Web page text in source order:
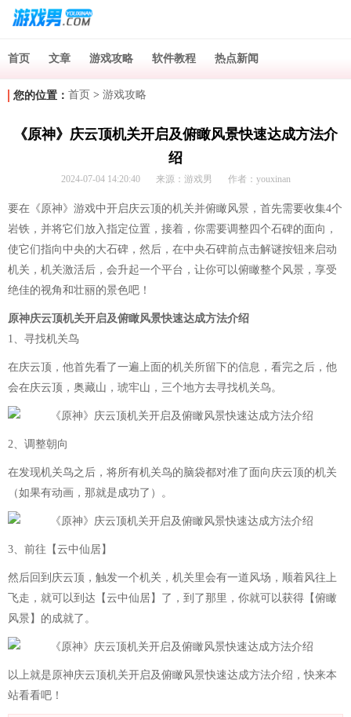
首页 文章 游戏攻略 软件教程 热点新闻
您的位置： 首页 > 游戏攻略
《原神》庆云顶机关开启及俯瞰风景快速达成方法介
绍
2024-07-04 14:20:40 来源：游戏男 作者：youxinan
要在《原神》游戏中开启庆云顶的机关并俯瞰风景，首先需要收集4个
岩铁，并将它们放入指定位置，接着，你需要调整四个石碑的面向，
使它们指向中央的大石碑，然后，在中央石碑前点击解谜按钮来启动
机关，机关激活后，会升起一个平台，让你可以俯瞰整个风景，享受
绝佳的视角和壮丽的景色吧！
原神庆云顶机关开启及俯瞰风景快速达成方法介绍
1、寻找机关鸟
在庆云顶，他首先看了一遍上面的机关所留下的信息，看完之后，他
会在庆云顶，奥藏山，琥牢山，三个地方去寻找机关鸟。
2、调整朝向
在发现机关鸟之后，将所有机关鸟的脑袋都对准了面向庆云顶的机关
（如果有动画，那就是成功了）。
3、前往【云中仙居】
然后回到庆云顶，触发一个机关，机关里会有一道风场，顺着风往上
飞走，就可以到达【云中仙居】了，到了那里，你就可以获得【俯瞰
风景】的成就了。
以上就是原神庆云顶机关开启及俯瞰风景快速达成方法介绍，快来本
站看看吧！